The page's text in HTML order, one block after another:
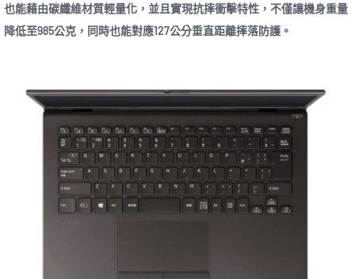
也能藉由碳纖維材質輕量化，並且實現抗摔衝擊特性，不僅讓機身重量
降低至985公克，同時也能對應127公分垂直距離摔落防護。